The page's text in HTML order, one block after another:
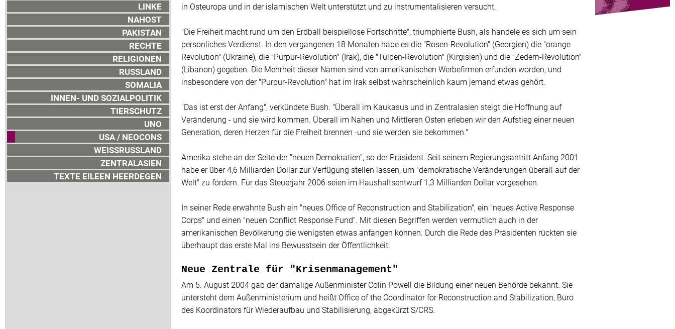
LINKE
NAHOST
PAKISTAN
RECHTE
RELIGIONEN
RUSSLAND
SOMALIA
INNEN- UND SOZIALPOLITIK
TIERSCHUTZ
UNO
USA / NEOCONS
WEISSRUSSLAND
ZENTRALASIEN
TEXTE EILEEN HEERDEGEN
in Osteuropa und in der islamischen Welt unterstützt und zu instrumentalisieren versucht.
"Die Freiheit macht rund um den Erdball beispiellose Fortschritte", triumphierte Bush, als handele es sich um sein
persönliches Verdienst. In den vergangenen 18 Monaten habe es die "Rosen-Revolution" (Georgien) die "orange
Revolution" (Ukraine), die "Purpur-Revolution" (Irak), die "Tulpen-Revolution" (Kirgisien) und die "Zedern-Revolution"
(Libanon) gegeben. Die Mehrheit dieser Namen sind von amerikanischen Werbefirmen erfunden worden, und
insbesondere von der "Purpur-Revolution" hat im Irak selbst wahrscheinlich kaum jemand etwas gehört.
"Das ist erst der Anfang", verkündete Bush. "Überall im Kaukasus und in Zentralasien steigt die Hoffnung auf
Veränderung - und sie wird kommen. Überall im Nahen und Mittleren Osten erleben wir den Aufstieg einer neuen
Generation, deren Herzen für die Freiheit brennen -und sie werden sie bekommen."
Amerika stehe an der Seite der "neuen Demokratien", so der Präsident. Seit seinem Regierungsantritt Anfang 2001
habe er über 4,6 Milliarden Dollar zur Verfügung stellen lassen, um "demokratische Veränderungen überall auf der
Welt" zu fördern. Für das Steuerjahr 2006 seien im Haushaltsentwurf 1,3 Milliarden Dollar vorgesehen.
In seiner Rede erwähnte Bush ein "neues Office of Reconstruction and Stabilization", ein "neues Active Response
Corps" und einen "neuen Conflict Response Fund". Mit diesen Begriffen werden vermutlich auch in der
amerikanischen Bevölkerung die wenigsten etwas anfangen können. Durch die Rede des Präsidenten rückten sie
überhaupt das erste Mal ins Bewusstsein der Öffentlichkeit.
Neue Zentrale für "Krisenmanagement"
Am 5. August 2004 gab der damalige Außenminister Colin Powell die Bildung einer neuen Behörde bekannt. Sie
untersteht dem Außenministerium und heißt Office of the Coordinator for Reconstruction and Stabilization, Büro
des Koordinators für Wiederaufbau und Stabilisierung, abgekürzt S/CRS.